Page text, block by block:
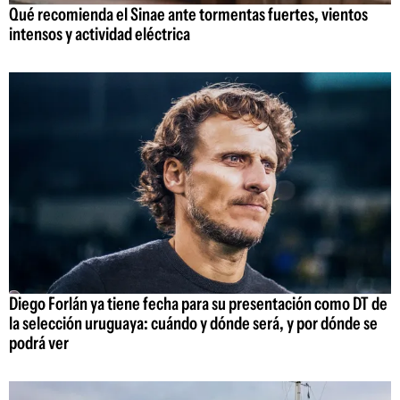
Qué recomienda el Sinae ante tormentas fuertes, vientos
intensos y actividad eléctrica
Diego Forlán ya tiene fecha para su presentación como DT de
la selección uruguaya: cuándo y dónde será, y por dónde se
podrá ver